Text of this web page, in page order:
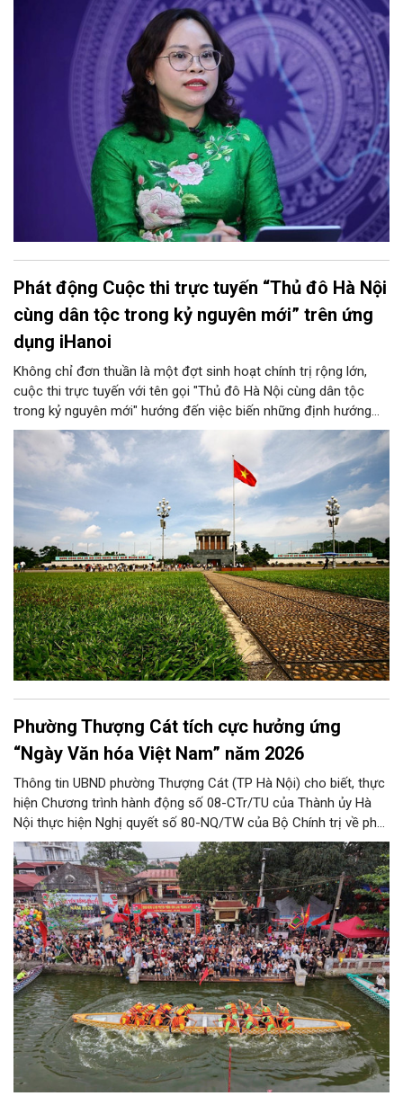
quản lý, nâng cao hiệu quả khai thác cơ sở vật chất, vừa bảo
đảm nguyên tắc "không làm xáo trộn điểm học", giữ vững tâm
lý cho học sinh và phụ huynh. Trao đổi với Phóng viên Tạp chí
Người Hà Nội, đồng chí Trịnh Ngọc Trâm - UVBTV, Phó Chủ tịch
UBND phường Cửa Nam đã làm rõ nh
Phát động Cuộc thi trực tuyến “Thủ đô Hà Nội
cùng dân tộc trong kỷ nguyên mới” trên ứng
dụng iHanoi
Không chỉ đơn thuần là một đợt sinh hoạt chính trị rộng lớn,
cuộc thi trực tuyến với tên gọi "Thủ đô Hà Nội cùng dân tộc
trong kỷ nguyên mới" hướng đến việc biến những định hướng
chiến lược trong Nghị quyết số 02-NQ/TW của Bộ Chính trị
thành niềm tin, thành nhận thức chung của mỗi người dân.
Phường Thượng Cát tích cực hưởng ứng
“Ngày Văn hóa Việt Nam” năm 2026
Thông tin UBND phường Thượng Cát (TP Hà Nội) cho biết, thực
hiện Chương trình hành động số 08-CTr/TU của Thành ủy Hà
Nội thực hiện Nghị quyết số 80-NQ/TW của Bộ Chính trị về phát
triển Văn hóa Việt Nam; Kế hoạch của UBND Thành phố Hà Nội,
phường Thượng Cát tổ chức nhiều hoạt động trong tháng
11/2026 hưởng ứng “Ngày Văn hóa Việt Nam” năm 2026 trên
địa bàn.